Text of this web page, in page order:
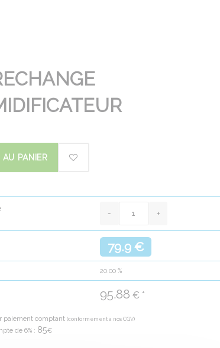
PANIER
79.9 €
20.00 %
95.88 € *
paiement comptant (conformément à nos CGV)
de 6% : 85€